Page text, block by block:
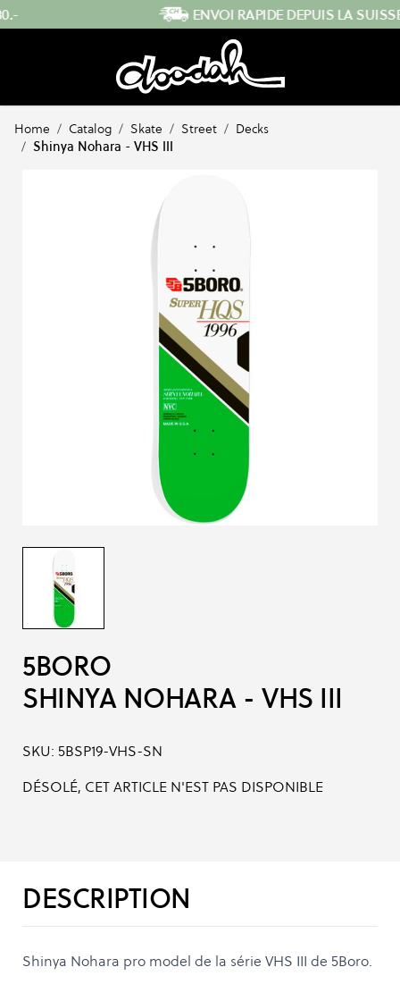
Skip to Content
ENVOI RAPIDE DEPUIS LA SUISSE
Home / Catalog / Skate / Street / Decks
/ Shinya Nohara - VHS III
5BORO
SHINYA NOHARA - VHS III
SKU: 5BSP19-VHS-SN
DÉSOLÉ, CET ARTICLE N'EST PAS DISPONIBLE
DESCRIPTION
Shinya Nohara pro model de la série VHS III de 5Boro.